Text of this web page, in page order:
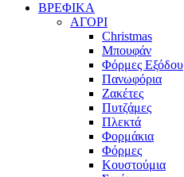
ΒΡΕΦΙΚΑ
ΑΓΟΡΙ
Christmas
Μπουφάν
Φόρμες Εξόδου
Πανωφόρια
Ζακέτες
Πυτζάμες
Πλεκτά
Φορμάκια
Φόρμες
Κουστούμια